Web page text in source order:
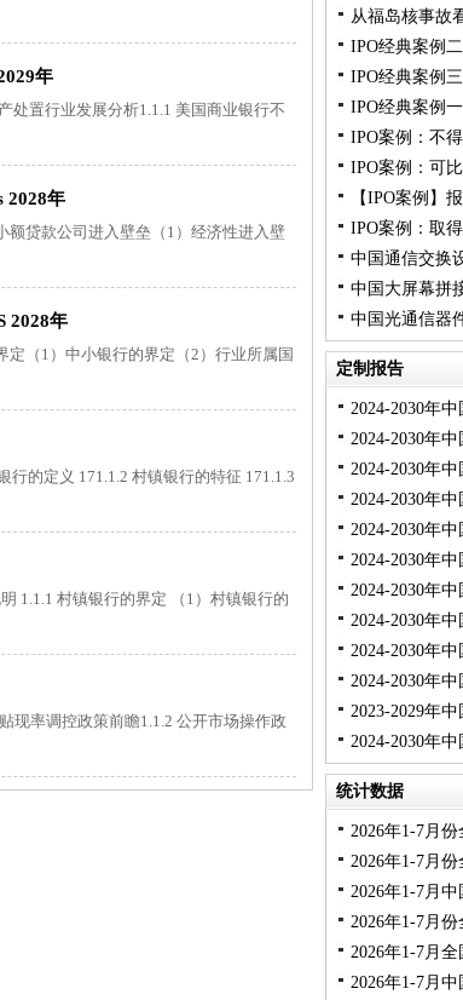
年
处置行业发展分析1.1.1 美国商业银行不
2028年
额贷款公司进入壁垒（1）经济性进入壁
2028年
（1）中小银行的界定（2）行业所属国
的定义 171.1.2 村镇银行的特征 171.1.3
1.1.1 村镇银行的界定 （1）村镇银行的
现率调控政策前瞻1.1.2 公开市场操作政
从福岛核事故
IPO经典案例二
IPO经典案例三
IPO经典案例一
IPO案例：不
IPO案例：可
【IPO案例】
IPO案例：取
中国通信交换
中国大屏幕拼
中国光通信器
定制报告
2024-2030年
2024-2030年
2024-2030年
2024-2030年
2024-2030年
2024-2030年
2024-2030年
2024-2030年
2024-2030年
2024-2030年
2023-2029年
2024-2030年
统计数据
2026年1-7月
2026年1-7月
2026年1-7月
2026年1-7月
2026年1-7月
2026年1-7月